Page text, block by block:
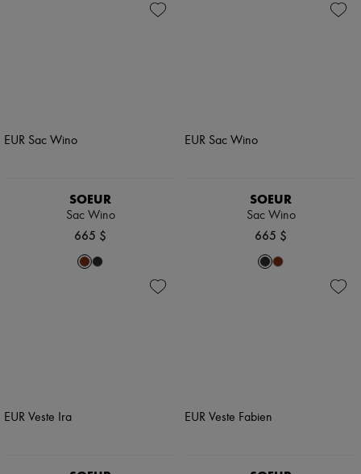
SOEUR
Sac Wino
665 $
SOEUR
Sac Wino
665 $